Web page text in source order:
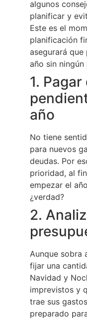
algunos
planificar y
Este es el
planificación
asegurará
año sin ningún
1.
año
No tiene
para nuevos
deudas. Por
prioridad, al
empezar el
¿verdad?
2.
Aunque sobra
fijar una
Navidad y
imprevistos y
trae sus
preparado